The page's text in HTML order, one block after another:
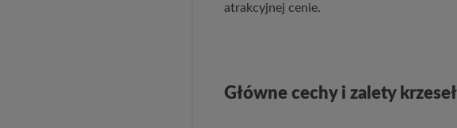
atrakcyjnej cenie.
Główne cechy i zalety